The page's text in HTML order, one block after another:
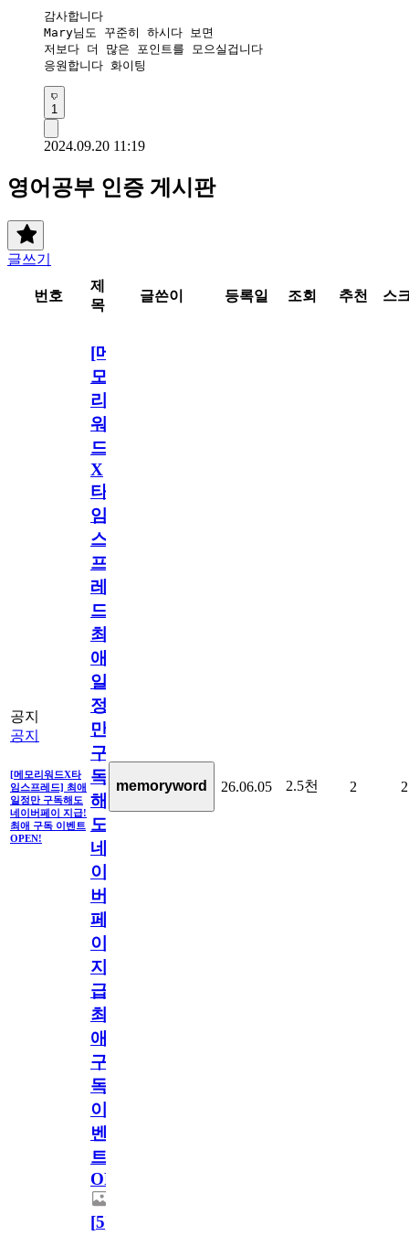
감사합니다
Mary님도 꾸준히 하시다 보면
저보다 더 많은 포인트를 모으실겁니다
응원합니다 화이팅
1
2024.09.20 11:19
영어공부 인증 게시판
글쓰기
번호
제
목
글쓴이 등록일 조회 추천 스
공지
공지
[메모리워드X타
임스프레드] 최애
일정만 구독해도
네이버페이 지급!
최애 구독 이벤트
OPEN!
[메
모
리
워
드
X
타
임
스
프
레
드]
최
애
일
정
만
구
독
해
도
네
이
버
페
이
지
급!
최
애
구
독
이
벤
트
OPEN!
[5]
memoryword 26.06.05 2.5천 2 2